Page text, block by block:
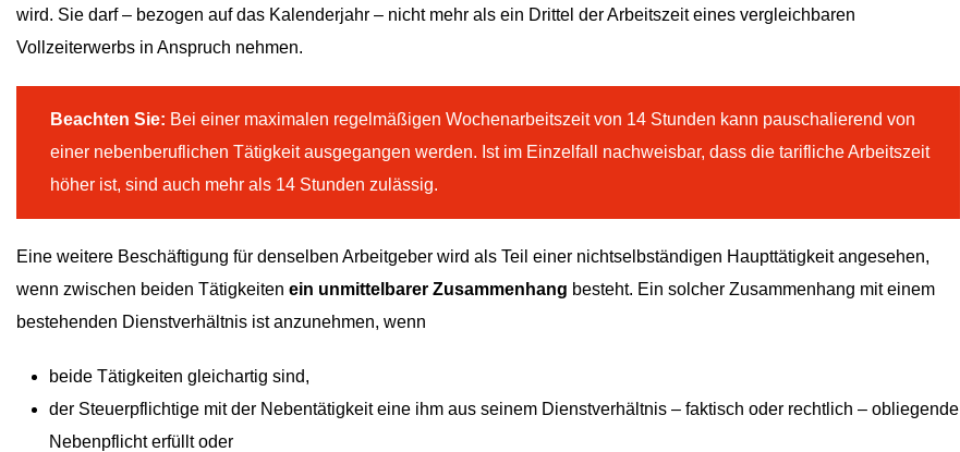
wird. Sie darf – bezogen auf das Kalenderjahr – nicht mehr als ein Drittel der Arbeitszeit eines vergleichbaren
Vollzeiterwerbs in Anspruch nehmen.
Beachten Sie: Bei einer maximalen regelmäßigen Wochenarbeitszeit von 14 Stunden kann pauschalierend von
einer nebenberuflichen Tätigkeit ausgegangen werden. Ist im Einzelfall nachweisbar, dass die tarifliche Arbeitszeit
höher ist, sind auch mehr als 14 Stunden zulässig.
Eine weitere Beschäftigung für denselben Arbeitgeber wird als Teil einer nichtselbständigen Haupttätigkeit angesehen,
wenn zwischen beiden Tätigkeiten ein unmittelbarer Zusammenhang besteht. Ein solcher Zusammenhang mit einem
bestehenden Dienstverhältnis ist anzunehmen, wenn
beide Tätigkeiten gleichartig sind,
der Steuerpflichtige mit der Nebentätigkeit eine ihm aus seinem Dienstverhältnis – faktisch oder rechtlich – obliegende
Nebenpflicht erfüllt oder